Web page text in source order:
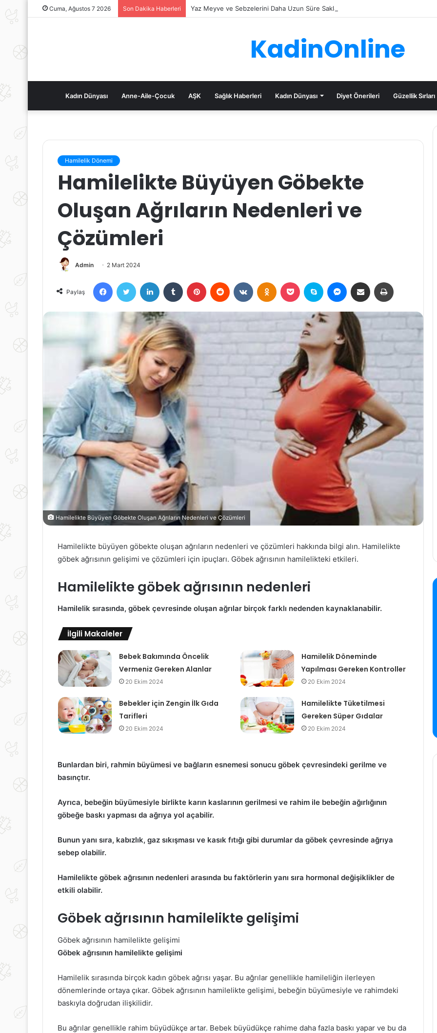
Cuma, Ağustos 7 2026 Son Dakika Haberleri Yaz Meyve ve Sebzelerini Daha Uzun Süre Saklama İpuçları
KadinOnline
Kadın Dünyası Anne-Aile-Çocuk AŞK Sağlık Haberleri Kadın Dünyası Diyet Önerileri Güzellik Sırları
Hamilelik Dönemi
Hamilelikte Büyüyen Göbekte
Oluşan Ağrıların Nedenleri ve
Çözümleri
Admin 2 Mart 2024
Paylaş
FacebookTwitter LinkedIn Tumblr Pinterest Reddit VKontakteOdnoklassniki
Pocket Skype MessengerE-Posta ile paylaş
Hamilelikte Büyüyen Göbekte Oluşan Ağrıların Nedenleri ve Çözümleri
Hamilelikte büyüyen göbekte oluşan ağrıların nedenleri ve çözümleri hakkında bilgi alın. Hamilelikte
göbek ağrısının gelişimi ve çözümleri için ipuçları. Göbek ağrısının hamilelikteki etkileri.
Hamilelikte göbek ağrısının nedenleri
Hamilelik sırasında, göbek çevresinde oluşan ağrılar birçok farklı nedenden kaynaklanabilir.
İlgili Makaleler
Bebek Bakımında Öncelik
Vermeniz Gereken Alanlar
20 Ekim 2024
Hamilelik Döneminde
Yapılması Gereken Kontroller
20 Ekim 2024
Bebekler için Zengin İlk Gıda
Tarifleri
20 Ekim 2024
Hamilelikte Tüketilmesi
Gereken Süper Gıdalar
20 Ekim 2024
Bunlardan biri, rahmin büyümesi ve bağların esnemesi sonucu göbek çevresindeki gerilme ve
basınçtır.
Ayrıca, bebeğin büyümesiyle birlikte karın kaslarının gerilmesi ve rahim ile bebeğin ağırlığının
göbeğe baskı yapması da ağrıya yol açabilir.
Bunun yanı sıra, kabızlık, gaz sıkışması ve kasık fıtığı gibi durumlar da göbek çevresinde ağrıya
sebep olabilir.
Hamilelikte göbek ağrısının nedenleri arasında bu faktörlerin yanı sıra hormonal değişiklikler de
etkili olabilir.
Göbek ağrısının hamilelikte gelişimi
Göbek ağrısının hamilelikte gelişimi
Göbek ağrısının hamilelikte gelişimi
Hamilelik sırasında birçok kadın göbek ağrısı yaşar. Bu ağrılar genellikle hamileliğin ilerleyen
dönemlerinde ortaya çıkar. Göbek ağrısının hamilelikte gelişimi, bebeğin büyümesiyle ve rahimdeki
baskıyla doğrudan ilişkilidir.
Bu ağrılar genellikle rahim büyüdükçe artar. Bebek büyüdükçe rahime daha fazla baskı yapar ve bu da